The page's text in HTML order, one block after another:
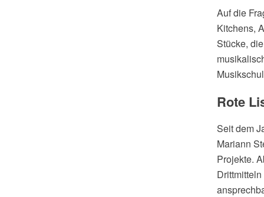
Auf die
Kitchens,
Stücke,
Rote
Seit dem
Mariann
Projekte.